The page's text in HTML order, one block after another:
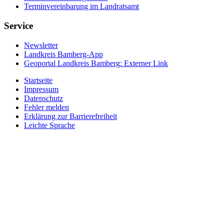
Terminvereinbarung im Landratsamt
Service
Newsletter
Landkreis Bamberg-App
Geoportal Landkreis Bamberg: Externer Link
Startseite
Impressum
Datenschutz
Fehler melden
Erklärung zur Barrierefreiheit
Leichte Sprache